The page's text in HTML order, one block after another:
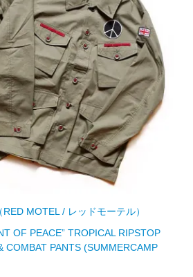
MOTEL / レッドモーテル）
OF PEACE” TROPICAL RIPSTOP
COMBAT PANTS (SUMMERCAMP